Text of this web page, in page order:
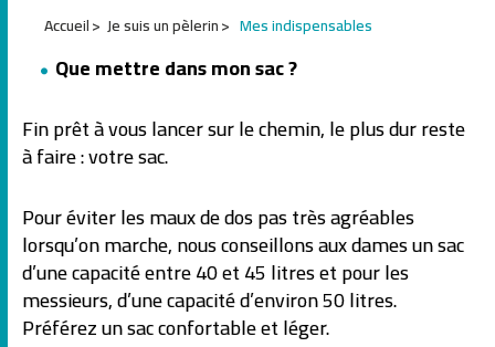
Accueil Je suis un pèlerin Mes indispensables
Que mettre dans mon sac ?
Fin prêt à vous lancer sur le chemin, le plus dur reste
à faire : votre sac.
Pour éviter les maux de dos pas très agréables
lorsqu’on marche, nous conseillons aux dames un sac
d’une capacité entre 40 et 45 litres et pour les
messieurs, d’une capacité d’environ 50 litres.
Préférez un sac confortable et léger.